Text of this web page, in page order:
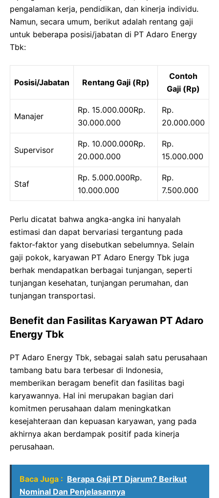
pengalaman kerja, pendidikan, dan kinerja individu.
Namun, secara umum, berikut adalah rentang gaji
untuk beberapa posisi/jabatan di PT Adaro Energy
Tbk:
Posisi/Jabatan Rentang Gaji (Rp)
Contoh
Gaji (Rp)
Manajer
Rp. 15.000.000Rp.
30.000.000
Rp.
20.000.000
Supervisor
Rp. 10.000.000Rp.
20.000.000
Rp.
15.000.000
Staf
Rp. 5.000.000Rp.
10.000.000
Rp.
7.500.000
Perlu dicatat bahwa angka-angka ini hanyalah
estimasi dan dapat bervariasi tergantung pada
faktor-faktor yang disebutkan sebelumnya. Selain
gaji pokok, karyawan PT Adaro Energy Tbk juga
berhak mendapatkan berbagai tunjangan, seperti
tunjangan kesehatan, tunjangan perumahan, dan
tunjangan transportasi.
Benefit dan Fasilitas Karyawan PT Adaro
Energy Tbk
PT Adaro Energy Tbk, sebagai salah satu perusahaan
tambang batu bara terbesar di Indonesia,
memberikan beragam benefit dan fasilitas bagi
karyawannya. Hal ini merupakan bagian dari
komitmen perusahaan dalam meningkatkan
kesejahteraan dan kepuasan karyawan, yang pada
akhirnya akan berdampak positif pada kinerja
perusahaan.
Baca Juga : Berapa Gaji PT Djarum? Berikut
Nominal Dan Penjelasannya